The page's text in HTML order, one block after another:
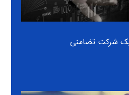
شرکت تضامنی